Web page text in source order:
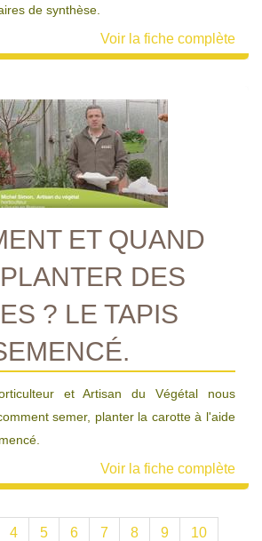
de synthèse.
Voir la fiche complète
ET QUAND
DES
? LE TAPIS
et Artisan du Végétal nous
semer, planter la carotte à l'aide
Voir la fiche complète
4 5 6 7 8 9 10